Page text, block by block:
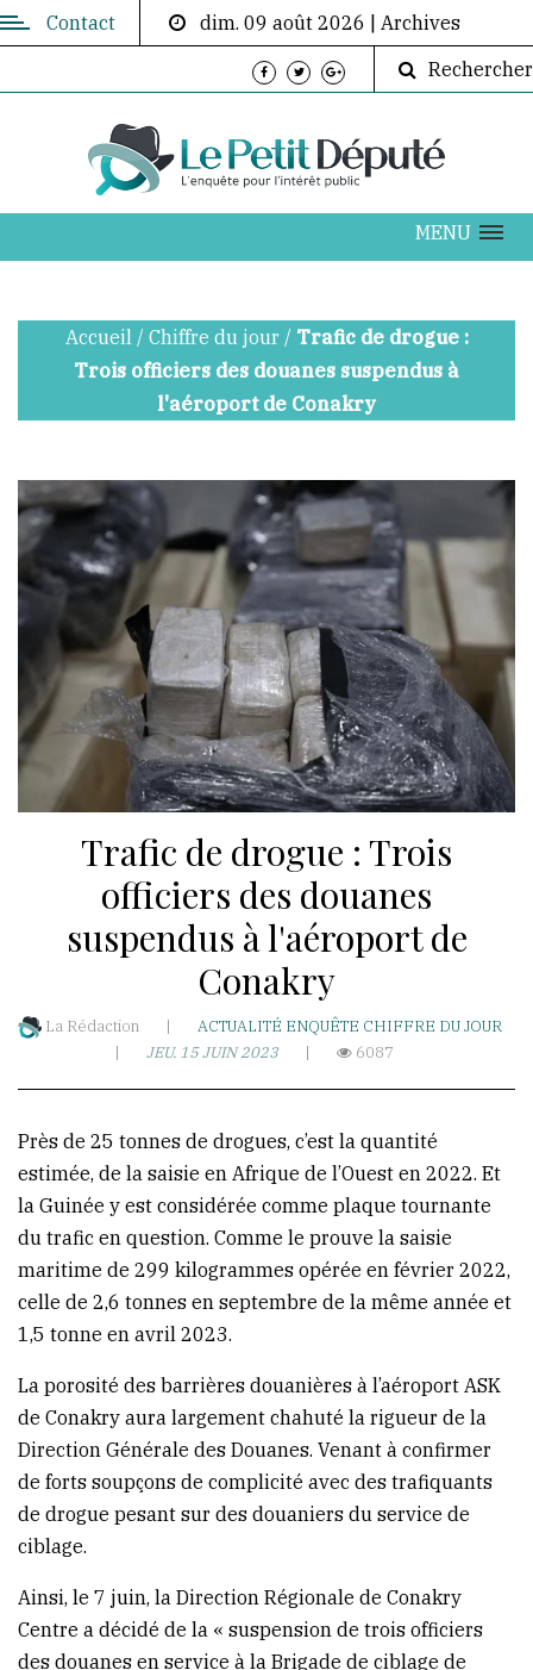
Directeur
info@lepetitdepute.com
+224
202
076
WhatsApp
akoumba2000
Résidence
Hawa-
Nongo
Taady-
de
(Conakry)
Contact dim. 09 août 2026
Archives
Rechercher
MENU
Accueil / Chiffre du jour / Trafic de drogue :
Trois officiers des douanes suspendus à
l'aéroport de Conakry
Trafic de drogue : Trois
officiers des douanes
suspendus à l'aéroport de
Conakry
La Rédaction | ACTUALITÉ ENQUÊTE CHIFFRE DU JOUR
|
JEU. 15 JUIN 2023 | 6087
Près de 25 tonnes de drogues, c’est la quantité
estimée, de la saisie en Afrique de l’Ouest en 2022. Et
la Guinée y est considérée comme plaque tournante
du trafic en question. Comme le prouve la saisie
maritime de 299 kilogrammes opérée en février 2022,
celle de 2,6 tonnes en septembre de la même année et
1,5 tonne en avril 2023.
La porosité des barrières douanières à l’aéroport ASK
de Conakry aura largement chahuté la rigueur de la
Direction Générale des Douanes. Venant à confirmer
de forts soupçons de complicité avec des trafiquants
de drogue pesant sur des douaniers du service de
ciblage.
Ainsi, le 7 juin, la Direction Régionale de Conakry
Centre a décidé de la « suspension de trois officiers
des douanes en service à la Brigade de ciblage de